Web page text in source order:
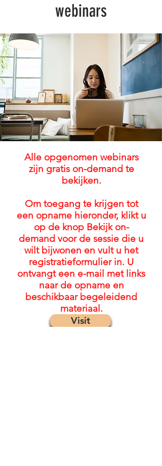
webinars
Alle opgenomen webinars
zijn gratis on-demand te
bekijken.
Om toegang te krijgen tot
een opname hieronder, klikt u
op de knop Bekijk on-
demand voor de sessie die u
wilt bijwonen en vult u het
registratieformulier in. U
ontvangt een e-mail met links
naar de opname en
beschikbaar begeleidend
materiaal.
Visit